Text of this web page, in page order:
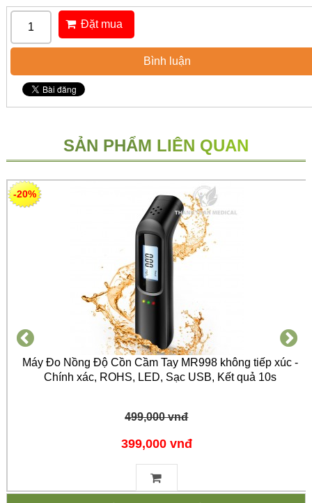
Đặt mua
Bình luận
SẢN PHẨM LIÊN QUAN
Máy Đo Nồng Độ Cồn Cầm Tay MR998 không tiếp xúc -
Chính xác, ROHS, LED, Sạc USB, Kết quả 10s
499,000 vnđ
399,000 vnđ
-20%